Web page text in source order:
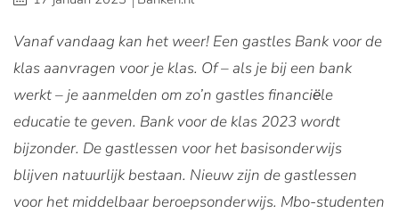
Vanaf vandaag kan het weer! Een gastles Bank voor de
klas aanvragen voor je klas. Of – als je bij een bank
werkt – je aanmelden om zo’n gastles financiёle
educatie te geven. Bank voor de klas 2023 wordt
bijzonder. De gastlessen voor het basisonderwijs
blijven natuurlijk bestaan. Nieuw zijn de gastlessen
voor het middelbaar beroepsonderwijs. Mbo-studenten